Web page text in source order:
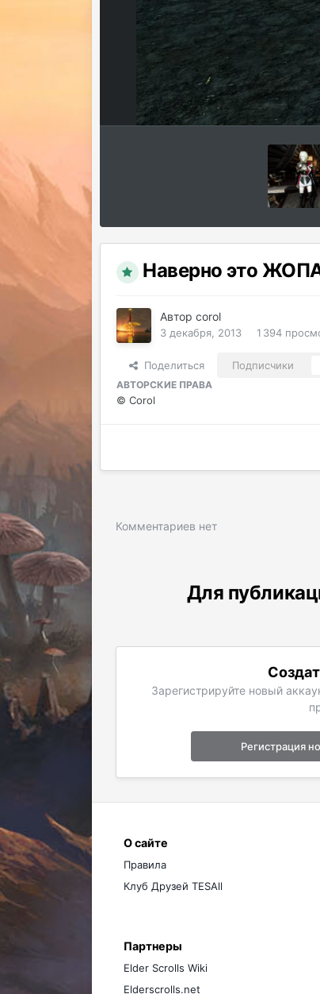
Наверно это
Автор corol
3 декабря, 2013 1 394
Поделиться Подписчики
АВТОРСКИЕ ПРАВА
© Corol
Комментариев нет
Для
Зарегистрируйте новый
Регистрация
О сайте
Правила
Клуб Друзей TESAll
Партнеры
Elder Scrolls Wiki
Elderscrolls.net